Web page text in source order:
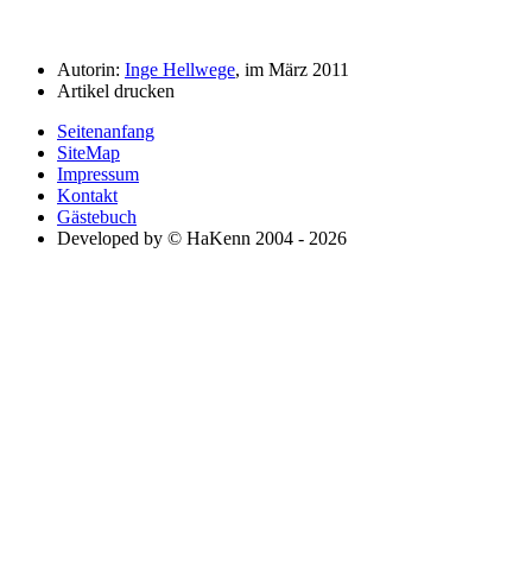
Autorin: Inge Hellwege, im März 2011
Artikel drucken
Seitenanfang
SiteMap
Impressum
Kontakt
Gästebuch
Developed by © HaKenn 2004 - 2026